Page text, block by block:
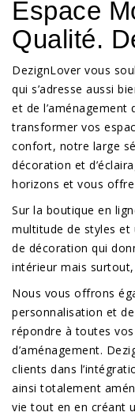
Espace
Qualité.
DezignLover vous
qui s’adresse aussi
et de l’aménagement
transformer vos
confort, notre large
décoration et
horizons et vous
Sur la boutique en
multitude de styles et
de décoration qui
intérieur mais
Nous vous offrons
personnalisation et
répondre à toutes
d’aménagement.
clients dans
ainsi totalement
vie tout en en créant